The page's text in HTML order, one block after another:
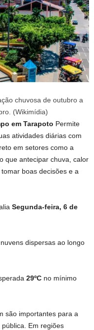
chuvosa de outubro a
(Wikimídia)
em Tarapoto Permite
atividades diárias com
em setores como a
que antecipar chuva, calor
boas decisões e a
Segunda-feira, 6 de
dispersas ao longo
29ºC no mínimo
são importantes para a
Em regiões